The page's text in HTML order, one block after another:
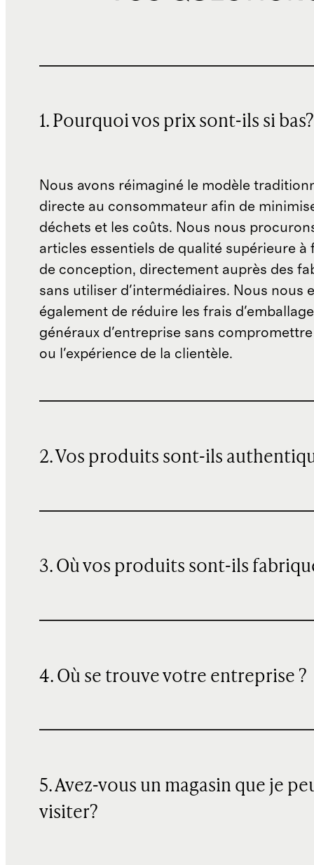
1. Pourquoi vos prix sont-ils si bas?
Nous avons réimaginé le modèle
directe au consommateur afin de
déchets et les coûts. Nous nous
articles essentiels de qualité supérieure à
de conception, directement auprès des
sans utiliser d'intermédiaires. Nous nous
également de réduire les frais
généraux d'entreprise sans
ou l'expérience de la clientèle.
2. Vos produits sont-ils
3. Où vos produits sont-ils
4. Où se trouve votre entreprise ?
5. Avez-vous un magasin que je
visiter?